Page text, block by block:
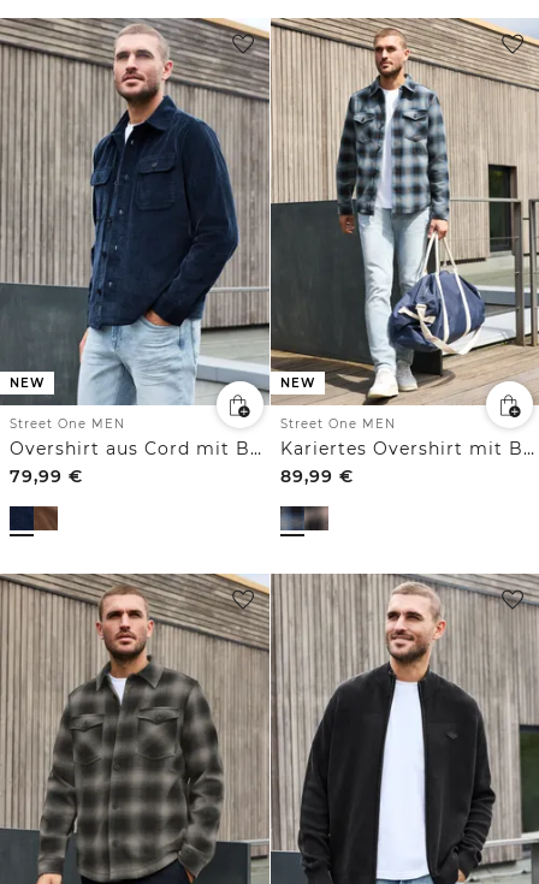
NEW
Street One MEN
Overshirt aus Cord mit Brusttaschen
79,99 €
NEW
Street One MEN
Kariertes Overshirt mit Brusttaschen
89,99 €